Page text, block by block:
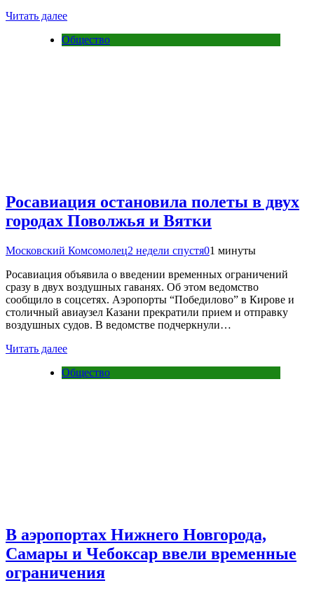
Читать далее
Общество
Росавиация остановила полеты в двух
городах Поволжья и Вятки
Московский Комсомолец2 недели спустя01 минуты
Росавиация объявила о введении временных ограничений
сразу в двух воздушных гаванях. Об этом ведомство
сообщило в соцсетях. Аэропорты “Победилово” в Кирове и
столичный авиаузел Казани прекратили прием и отправку
воздушных судов. В ведомстве подчеркнули…
Читать далее
Общество
В аэропортах Нижнего Новгорода,
Самары и Чебоксар ввели временные
ограничения